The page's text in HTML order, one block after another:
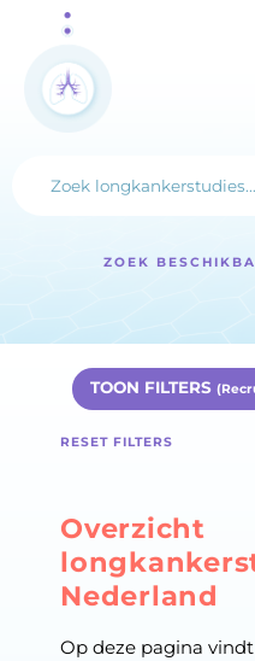
ZOEK
TOON FILTERS
RESET FILTERS
Overzicht
Nederland
Op deze pagina